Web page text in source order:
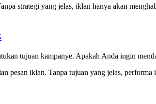
strategi yang jelas, iklan hanya akan
tujuan kampanye. Apakah Anda ingin
pesan iklan. Tanpa tujuan yang jelas,